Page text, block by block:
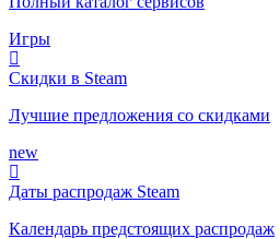
Игры
Скидки в Steam
Лучшие предложения со скидками
new
Даты распродаж Steam
Календарь предстоящих распродаж